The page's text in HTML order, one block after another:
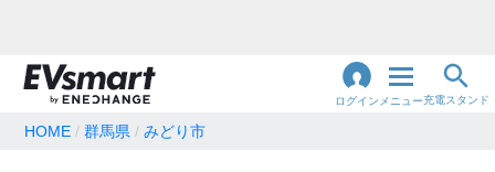
ログイン メニュー充電スタンド
HOME 群馬県 みどり市